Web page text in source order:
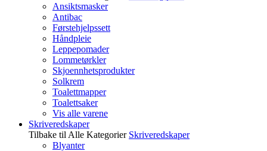
Ansiktsmasker
Antibac
Førstehjelpssett
Håndpleie
Leppepomader
Lommetørkler
Skjoennhetsprodukter
Solkrem
Toalettmapper
Toalettsaker
Vis alle varene
Skriveredskaper
Tilbake til Alle Kategorier Skriveredskaper
Blyanter